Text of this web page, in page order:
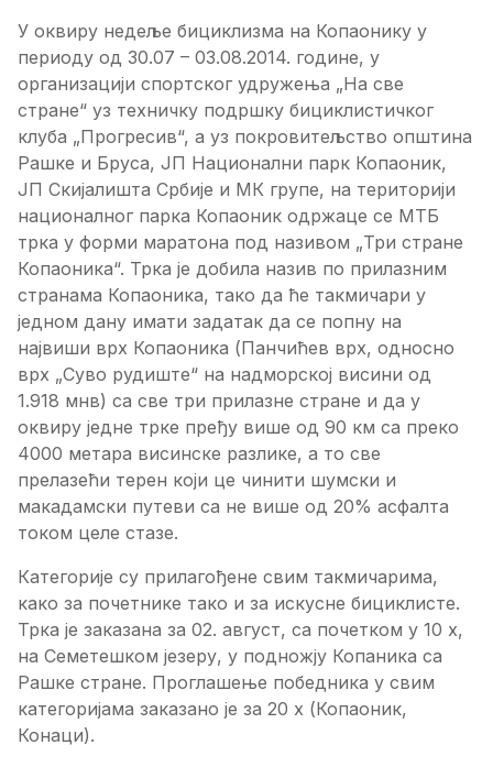
У оквиру недеље бициклизма на Копаонику у
периоду од 30.07 – 03.08.2014. године, у
организацији спортског удружења „На све
стране“ уз техничку подршку бициклистичког
клуба „Прогресив“, а уз покровитељство општина
Рашке и Бруса, ЈП Национални парк Копаоник,
ЈП Скијалишта Србије и МК групе, на територији
националног парка Копаоник одржаце се МТБ
трка у форми маратона под називом „Три стране
Копаоника“. Трка је добила назив по прилазним
странама Копаоника, тако да ће такмичари у
једном дану имати задатак да се попну на
највиши врх Копаоника (Панчићев врх, односно
врх „Суво рудиште“ на надморској висини од
1.918 мнв) са све три прилазне стране и да у
оквиру једне трке пређу више од 90 км са преко
4000 метара висинске разлике, а то све
прелазећи терен који це чинити шумски и
макадамски путеви са не више од 20% асфалта
током целе стазе.
Категорије су прилагођене свим такмичарима,
како за почетнике тако и за искусне бициклисте.
Трка је заказана за 02. август, са почетком у 10 х,
на Семетешком језеру, у подножју Копаника са
Рашке стране. Проглашење победника у свим
категоријама заказано је за 20 х (Копаоник,
Конаци).